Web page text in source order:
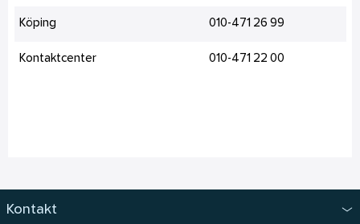
Köping 010-471 26 99
Kontaktcenter 010-471 22 00
Kontakt